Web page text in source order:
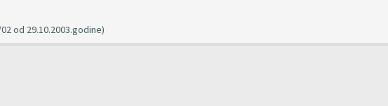
od 29.10.2003.godine)